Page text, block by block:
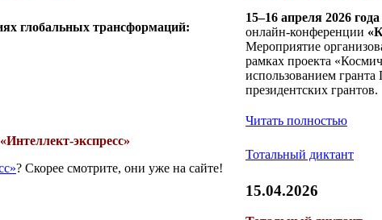
глобальных трансформаций:
экспресс»
? Скорее смотрите, они уже на сайте!
15–16 апреля 2026 года
онлайн-конференции
Мероприятие
рамках проекта
использованием
президентских грантов.
Читать полностью
Тотальный диктант
15.04.2026